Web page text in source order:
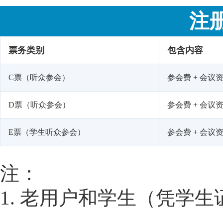
注
票务类别 包含内容
C票（听众参会） 参会费 + 会议
D票（听众参会） 参会费 + 会议
E票（学生听众参会） 参会费 + 会议
注：
1. 老用户和学生（凭学